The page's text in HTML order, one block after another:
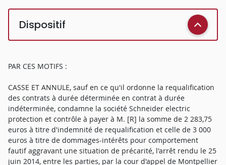
Dispositif
PAR CES MOTIFS :
CASSE ET ANNULE, sauf en ce qu'il ordonne la requalification
des contrats à durée déterminée en contrat à durée
indéterminée, condamne la société Schneider electric
protection et contrôle à payer à M. [R] la somme de 2 283,75
euros à titre d'indemnité de requalification et celle de 3 000
euros à titre de dommages-intérêts pour comportement
fautif aggravant une situation de précarité, l'arrêt rendu le 25
juin 2014, entre les parties, par la cour d'appel de Montpellier